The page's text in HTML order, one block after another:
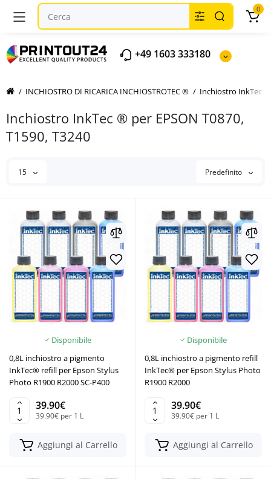
+49 1603 333180
0
INCHIOSTRO DI RICARICA INCHIOSTROTEC ® Inchiostro InkTec ®
Inchiostro InkTec ® per EPSON T0870,
T1590, T3240
15 Predefinito
Disponibile
0,8L inchiostro a pigmento
InkTec® refill per Epson Stylus
Photo R1900 R2000 SC-P400
39.90€
39.90€ per 1 L
Aggiungi al Carrello
Disponibile
0,8L inchiostro a pigmento refill
InkTec® per Epson Stylus Photo
R1900 R2000
39.90€
39.90€ per 1 L
Aggiungi al Carrello